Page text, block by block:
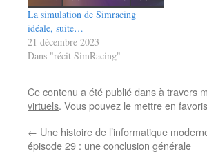
La simulation de Simracing
idéale, suite…
21 décembre 2023
Dans "récit SimRacing"
Ce contenu a été publié dansà travers
virtuels. Vous pouvez le mettre en
← Une histoire de l’informatique
épisode 29 : une conclusion générale